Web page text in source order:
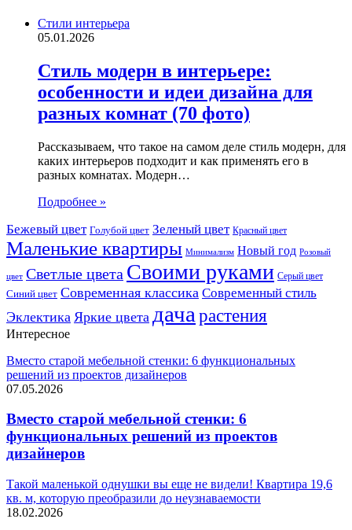
Стили интерьера
05.01.2026
Стиль модерн в интерьере:
особенности и идеи дизайна для
разных комнат (70 фото)
Рассказываем, что такое на самом деле стиль модерн, для
каких интерьеров подходит и как применять его в
разных комнатах. Модерн…
Подробнее »
Бежевый цвет Голубой цвет Зеленый цвет Красный цвет
Маленькие квартиры Минимализм Новый год Розовый
цвет Светлые цвета Своими руками Серый цвет
Синий цвет Современная классика Современный стиль
Эклектика Яркие цвета дача растения
Интересное
Вместо старой мебельной стенки: 6 функциональных
решений из проектов дизайнеров
07.05.2026
Вместо старой мебельной стенки: 6
функциональных решений из проектов
дизайнеров
Такой маленькой однушки вы еще не видели! Квартира 19,6
кв. м, которую преобразили до неузнаваемости
18.02.2026